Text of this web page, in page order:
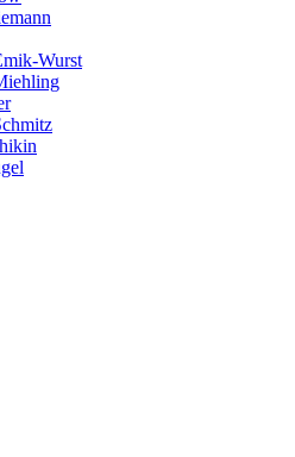
Wurst